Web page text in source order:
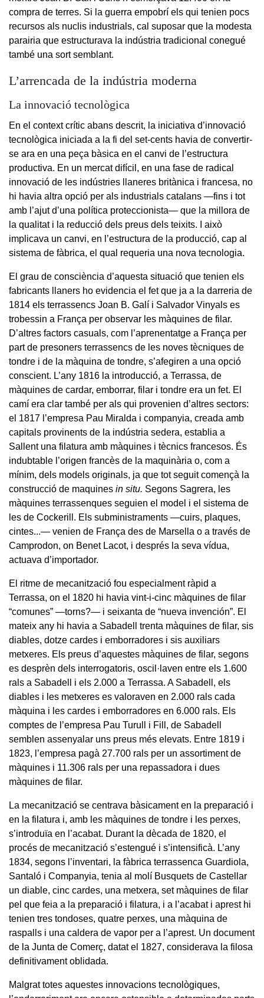
compra de terres. Si la guerra empobrí els qui tenien pocs
recursos als nuclis industrials, cal suposar que la modesta
parairia que estructurava la indústria tradicional conegué
també una sort semblant.
L’arrencada de la indústria moderna
La innovació tecnològica
En el context crític abans descrit, la iniciativa d’innovació
tecnològica iniciada a la fi del set-cents havia de convertir-
se ara en una peça bàsica en el canvi de l’estructura
productiva. En un mercat difícil, en una fase de radical
innovació de les indústries llaneres britànica i francesa, no
hi havia altra opció per als industrials catalans —fins i tot
amb l’ajut d’una política proteccionista— que la millora de
la qualitat i la reducció dels preus dels teixits. I això
implicava un canvi, en l’estructura de la producció, cap al
sistema de fàbrica, el qual requeria una nova tecnologia.
El grau de consciència d’aquesta situació que tenien els
fabricants llaners ho evidencia el fet que ja a la darreria de
1814 els terrassencs Joan B. Galí i Salvador Vinyals es
trobessin a França per observar les màquines de filar.
D’altres factors casuals, com l’aprenentatge a França per
part de presoners terrassencs de les noves tècniques de
tondre i de la màquina de tondre, s’afegiren a una opció
conscient. L’any 1816 la introducció, a Terrassa, de
màquines de cardar, emborrar, filar i tondre era un fet. El
camí era clar també per als qui provenien d’altres sectors:
el 1817 l’empresa Pau Miralda i companyia, creada amb
capitals provinents de la indústria sedera, establia a
Sallent una filatura amb màquines i tècnics francesos. És
indubtable l’origen francès de la maquinària o, com a
mínim, dels models originals, ja que tot seguit començà la
construcció de maquines in situ. Segons Sagrera, les
màquines terrassenques seguien el model i el sistema de
les de Cockerill. Els subministraments —cuirs, plaques,
cintes...— venien de França des de Marsella o a través de
Camprodon, on Benet Lacot, i després la seva vídua,
actuava d’importador.
El ritme de mecanització fou especialment ràpid a
Terrassa, on el 1820 hi havia vint-i-cinc màquines de filar
“comunes” —torns?— i seixanta de “nueva invención”. El
mateix any hi havia a Sabadell trenta màquines de filar, sis
diables, dotze cardes i emborradores i sis auxiliars
metxeres. Els preus d’aquestes màquines de filar, segons
es desprèn dels interrogatoris, oscil·laven entre els 1.600
rals a Sabadell i els 2.000 a Terrassa. A Sabadell, els
diables i les metxeres es valoraven en 2.000 rals cada
màquina i les cardes i emborradores en 6.000 rals. Els
comptes de l’empresa Pau Turull i Fill, de Sabadell
semblen assenyalar uns preus més elevats. Entre 1819 i
1823, l’empresa pagà 27.700 rals per un assortiment de
màquines i 11.306 rals per una repassadora i dues
màquines de filar.
La mecanització se centrava bàsicament en la preparació i
en la filatura i, amb les màquines de tondre i les perxes,
s’introduïa en l’acabat. Durant la dècada de 1820, el
procés de mecanització s’estengué i s’intensificà. L’any
1834, segons l’inventari, la fàbrica terrassenca Guardiola,
Santaló i Companyia, tenia al molí Busquets de Castellar
un diable, cinc cardes, una metxera, set màquines de filar
pel que feia a la preparació i filatura, i a l’acabat i aprest hi
tenien tres tondoses, quatre perxes, una màquina de
raspalls i una caldera de vapor per a l’aprest. Un document
de la Junta de Comerç, datat el 1827, considerava la filosa
definitivament oblidada.
Malgrat totes aquestes innovacions tecnològiques,